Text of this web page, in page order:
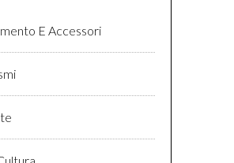
E Accessori